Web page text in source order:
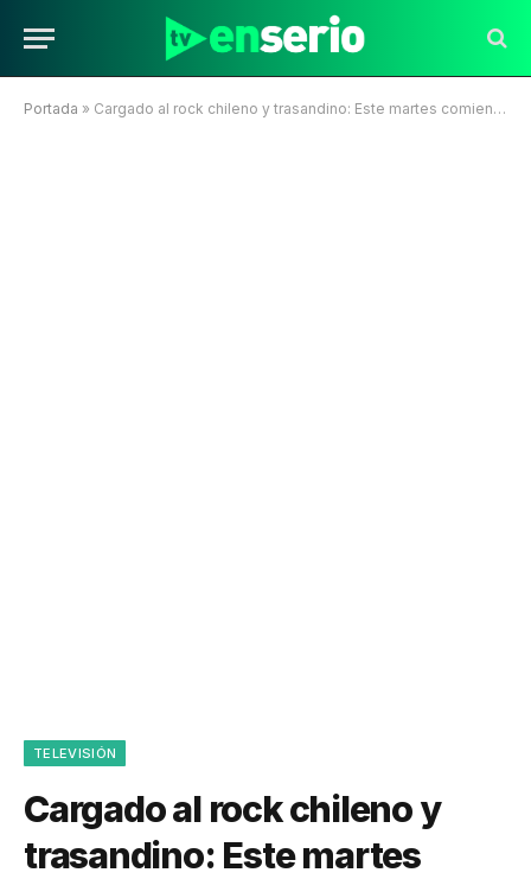
Portada » Cargado al rock chileno y trasandino: Este martes comienza en REC la temporada ’87 de “Martes 13”
TELEVISIÓN
Cargado al rock chileno y
trasandino: Este martes